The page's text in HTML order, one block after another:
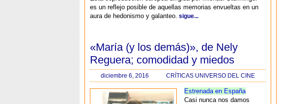
es un reflejo posible de aquellas memorias envueltas en un
aura de hedonismo y galanteo. sigue...
«María (y los demás)», de Nely
Reguera; comodidad y miedos
diciembre 6, 2016 CRÍTICAS UNIVERSO DEL CINE
Estrenada en España
Casi nunca nos damos